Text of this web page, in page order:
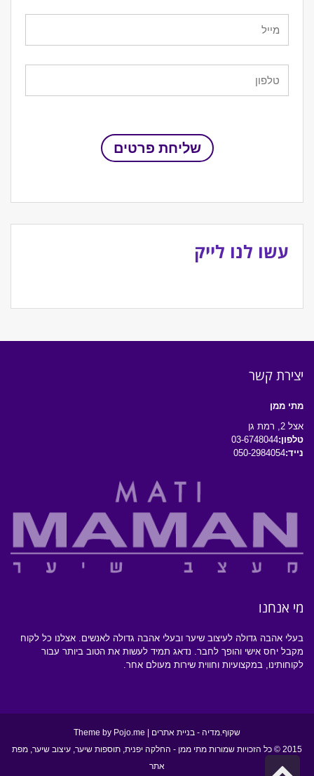
עשו לנו לייק
יצירת קשר
מתי ממן
אצל 2, רמת גן
טלפון:03-6748044
נייד:050-2984054
מי אנחנו
בעלי אהבה גדולה לעיצוב שיער ובעלי אהבה גדולה לאנשים. אצלנו כל לקוח
מקבל יחס אישי והופך לחבר. נדאג תמיד לעשות את הטוב ביותר עבור
לקוחותינו, במקצועיות וחווית שירות מעולם אחר.
שקוף.מדיה - בניית אתרים | Theme by Pojo.me
2015 © כל הזכויות שמורות מתי ממן -
החלקה יפנית, תוספות שיער, עיצוב שיער, מפת
אתר